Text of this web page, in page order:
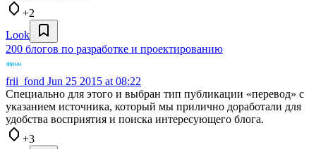
+2
Look
200 блогов по разработке и проектированию
frii_fond Jun 25 2015 at 08:22
Специально для этого и выбран тип публикации «перевод» с
указанием источника, который мы прилично доработали для
удобства восприятия и поиска интересующего блога.
+3